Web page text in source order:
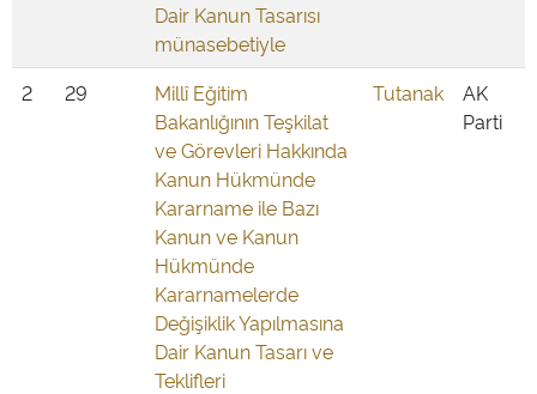
Dair Kanun Tasarısı
münasebetiyle
2 29
Millî Eğitim
Bakanlığının Teşkilat
ve Görevleri Hakkında
Kanun Hükmünde
Kararname ile Bazı
Kanun ve Kanun
Hükmünde
Kararnamelerde
Değişiklik Yapılmasına
Dair Kanun Tasarı ve
Teklifleri
Tutanak
AK
Parti